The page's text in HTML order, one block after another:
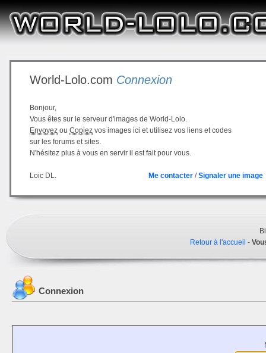
World-Lolo.com Connexion
Bonjour,
Vous êtes sur le serveur d'images de World-Lolo.
Envoyez ou Copiez vos images ici et utilisez vos liens et codes
sur les forums et sites.
N'hésitez plus à vous en servir il est fait pour vous.
Loic DL. Me contacter /Signaler une image
Retour à l'accueil -
Connexion